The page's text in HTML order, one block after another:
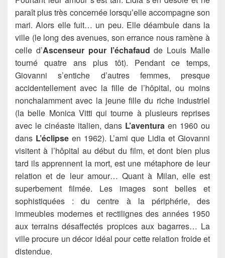
paraît plus très concernée lorsqu’elle accompagne son
mari. Alors elle fuit… un peu. Elle déambule dans la
ville (le long des avenues, son errance nous ramène à
celle d’Ascenseur pour l’échafaud de Louis Malle
tourné quatre ans plus tôt). Pendant ce temps,
Giovanni s’entiche d’autres femmes, presque
accidentellement avec la fille de l’hôpital, ou moins
nonchalamment avec la jeune fille du riche industriel
(la belle Monica Vitti qui tourne à plusieurs reprises
avec le cinéaste italien, dans L’aventura en 1960 ou
dans L’éclipse en 1962). L’ami que Lidia et Giovanni
visitent à l’hôpital au début du film, et dont bien plus
tard ils apprennent la mort, est une métaphore de leur
relation et de leur amour… Quant à Milan, elle est
superbement filmée. Les images sont belles et
sophistiquées : du centre à la périphérie, des
immeubles modernes et rectilignes des années 1950
aux terrains désaffectés propices aux bagarres… La
ville procure un décor idéal pour cette relation froide et
distendue.